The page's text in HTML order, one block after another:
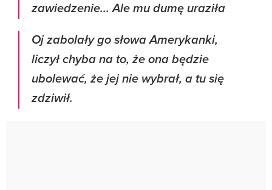
zawiedzenie... Ale mu dumę uraziła
Oj zabolały go słowa Amerykanki,
liczył chyba na to, że ona będzie
ubolewać, że jej nie wybrał, a tu się
zdziwił.